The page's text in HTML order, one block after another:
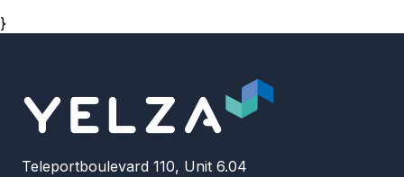
}
Teleportboulevard 110, Unit 6.04